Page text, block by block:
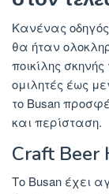
Κανένας
θα ήταν
ποικίλης
ομιλητές έως
το Busan
και περίσταση.
Craft Beer
Το Busan έχει